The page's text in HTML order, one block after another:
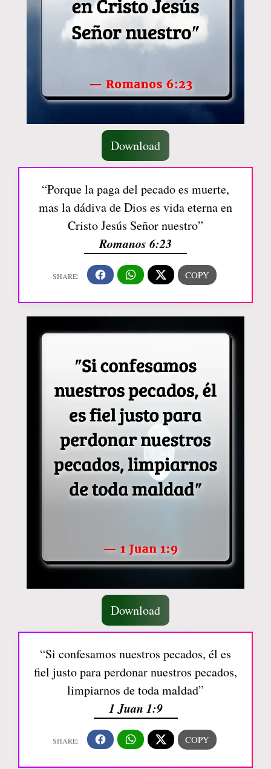
Download
“Porque la paga del pecado es muerte,
mas la dádiva de Dios es vida eterna en
Cristo Jesús Señor nuestro”
Romanos 6:23
Download
“Si confesamos nuestros pecados, él es
fiel justo para perdonar nuestros pecados,
limpiarnos de toda maldad”
1 Juan 1:9